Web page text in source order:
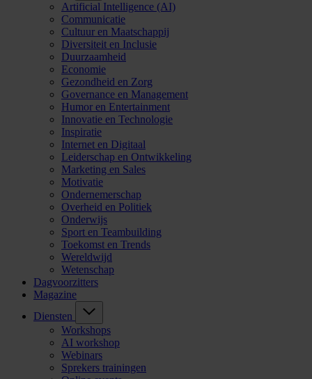
Artificial Intelligence (AI)
Communicatie
Cultuur en Maatschappij
Diversiteit en Inclusie
Duurzaamheid
Economie
Gezondheid en Zorg
Governance en Management
Humor en Entertainment
Innovatie en Technologie
Inspiratie
Internet en Digitaal
Leiderschap en Ontwikkeling
Marketing en Sales
Motivatie
Ondernemerschap
Overheid en Politiek
Onderwijs
Sport en Teambuilding
Toekomst en Trends
Wereldwijd
Wetenschap
Dagvoorzitters
Magazine
Diensten
Workshops
AI workshop
Webinars
Sprekers trainingen